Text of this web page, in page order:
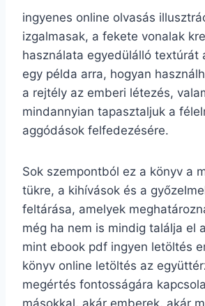
ingyenes online olvasás
izgalmasak, a fekete vonalak
használata egyedülálló textúrát
egy példa arra, hogyan
a rejtély az emberi létezés,
mindannyian tapasztaljuk a
aggódások felfedezésére.
Sok szempontból ez a könyv a
tükre, a kihívások és a
feltárása, amelyek
még ha nem is mindig találja el
mint ebook pdf ingyen letöltés
könyv online letöltés az
megértés fontosságára
másokkal, akár emberek, akár